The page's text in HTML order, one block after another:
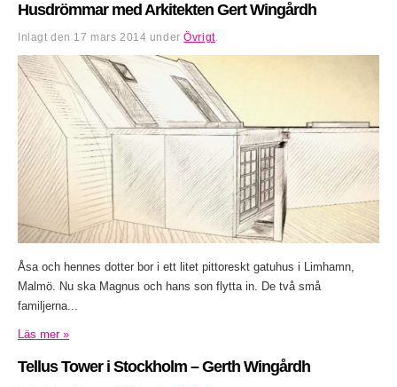
Husdrömmar med Arkitekten Gert Wingårdh
Inlagt den 17 mars 2014 underÖvrigt.
Åsa och hennes dotter bor i ett litet pittoreskt gatuhus i Limhamn,
Malmö. Nu ska Magnus och hans son flytta in. De två små
familjerna...
Läs mer »
Tellus Tower i Stockholm – Gerth Wingårdh